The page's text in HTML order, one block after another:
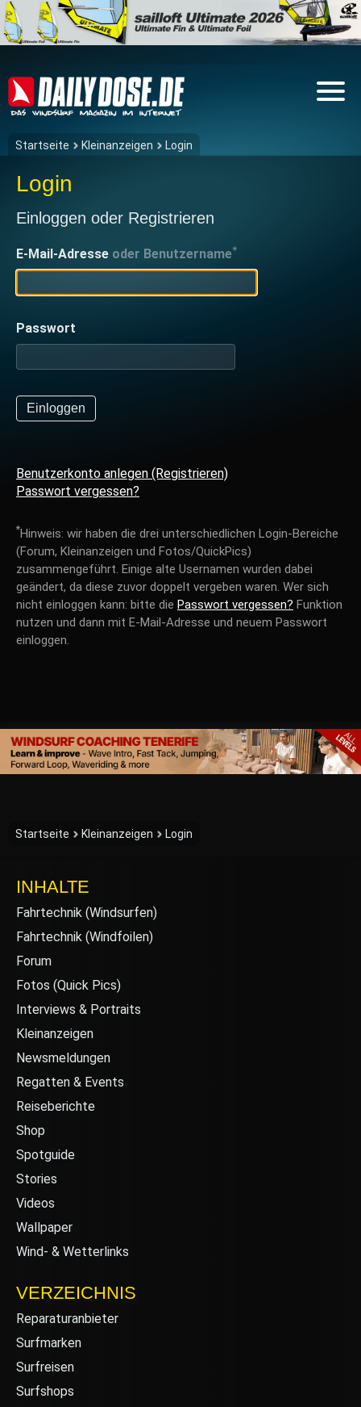
Startseite Kleinanzeigen Login
Login
Einloggen oder Registrieren
E-Mail-Adresse oder Benutzername*
Passwort
Benutzerkonto anlegen (Registrieren)
Passwort vergessen?
*Hinweis: wir haben die drei unterschiedlichen Login-Bereiche
(Forum, Kleinanzeigen und Fotos/QuickPics)
zusammengeführt. Einige alte Usernamen wurden dabei
geändert, da diese zuvor doppelt vergeben waren. Wer sich
nicht einloggen kann: bitte die Passwort vergessen? Funktion
nutzen und dann mit E-Mail-Adresse und neuem Passwort
einloggen.
Startseite Kleinanzeigen Login
INHALTE
Fahrtechnik (Windsurfen)
Fahrtechnik (Windfoilen)
Forum
Fotos (Quick Pics)
Interviews & Portraits
Kleinanzeigen
Newsmeldungen
Regatten & Events
Reiseberichte
Shop
Spotguide
Stories
Videos
Wallpaper
Wind- & Wetterlinks
VERZEICHNIS
Reparaturanbieter
Surfmarken
Surfreisen
Surfshops